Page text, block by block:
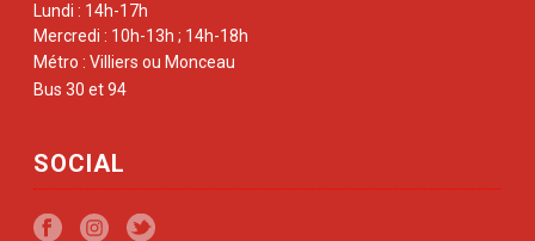
Lundi : 14h-17h
Mercredi : 10h-13h ; 14h-18h
Métro : Villiers ou Monceau
Bus 30 et 94
SOCIAL